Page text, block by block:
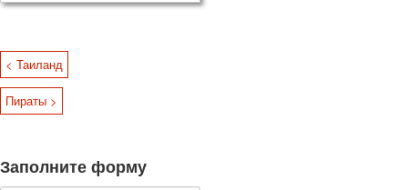
< Таиланд
Пираты >
Заполните форму